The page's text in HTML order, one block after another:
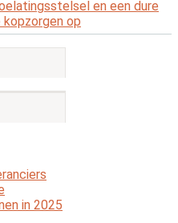
en een dure
op
in 2025